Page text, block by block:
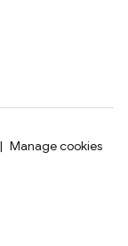
Manage cookies